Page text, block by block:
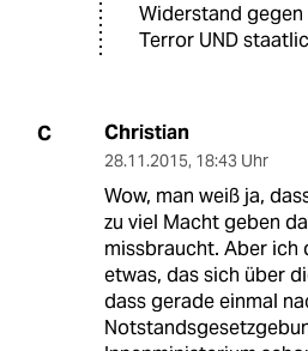
Widerstand
Terror UND
C Christian
28.11.2015, 18:43 Uhr
Wow, man weiß ja,
zu viel Macht geben
missbraucht. Aber ich
etwas, das sich über
dass gerade einmal